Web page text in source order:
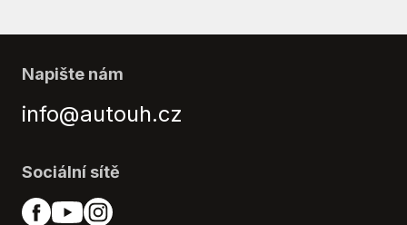
Napište nám
info@autouh.cz
Sociální sítě